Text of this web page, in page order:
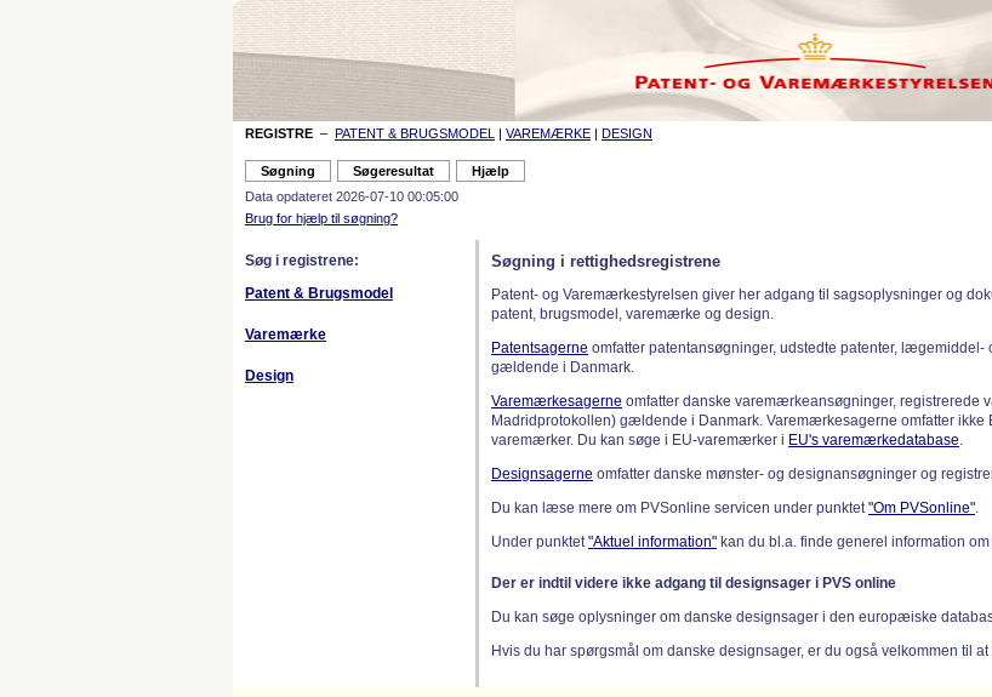
REGISTRE – PATENT & BRUGSMODEL | VAREMÆRKE | DESIGN
Data opdateret 2026-07-10 00:05:00
Brug for hjælp til søgning?
Søg i registrene:
Patent & Brugsmodel
Varemærke
Design
Søgning i rettighedsregistrene
Patent- og Varemærkestyrelsen giver her adgang til sagsoplysninger og
patent, brugsmodel, varemærke og design.
Patentsagerne omfatter patentansøgninger, udstedte patenter,
gældende i Danmark.
Varemærkesagerne omfatter danske varemærkeansøgninger,
Madridprotokollen) gældende i Danmark. Varemærkesagerne omfatter
varemærker. Du kan søge i EU-varemærker i EU's varemærkedatabase.
Designsagerne omfatter danske mønster- og designansøgninger og
Du kan læse mere om PVSonline servicen under punktet"Om PVSonline".
Under punktet"Aktuel information" kan du bl.a. finde generel information
Der er indtil videre ikke adgang til designsager i PVS online
Du kan søge oplysninger om danske designsager i den europæiske
Hvis du har spørgsmål om danske designsager, er du også velkommen til at